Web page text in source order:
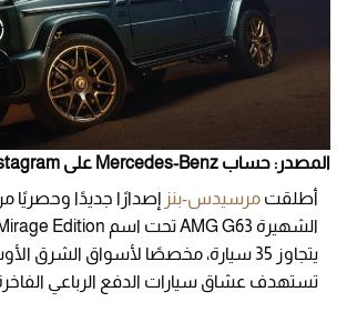
المصدر: حساب Mercedes-Benz على Instagram
أطلقت مرسيدس-بنز إصدارًا جديدًا وحصريًا
يتجاوز 35 سيارة، مخصصًا لأسواق
تستهدف عشاق سيارات الدفع الرباعي